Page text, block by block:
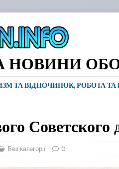
НОВИНИ
ТА ВІДПОЧИНОК, РОБОТА ТА
Советского
Без категорії 0